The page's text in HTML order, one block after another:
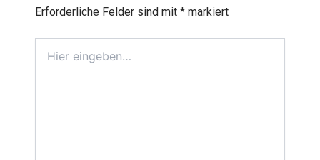
Erforderliche Felder sind mit *markiert
eingeben…